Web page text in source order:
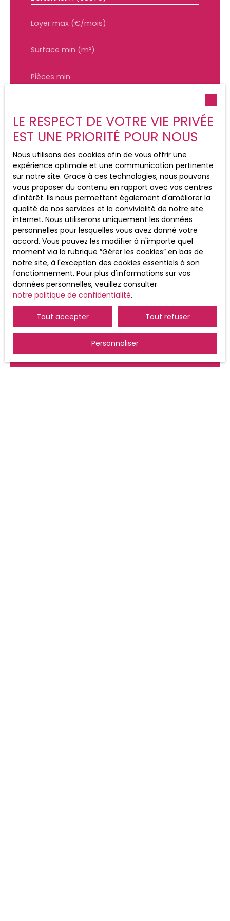
Loyer max (€/mois)
Surface min (m²)
Pièces min
au RGPD. Si vous ne souhaitez pas faire
l'objet de prospection commerciale par
voie téléphonique, vous pouvez vous
inscrire gratuitement sur la liste
d'opposition au démarchage
téléphonique, prévu par l'article L223-1
du code de la consommation, sur le
site Internet www.bloctel.gouv.fr ou par
courrier adressé à :
Société Worldline, Service Bloctel, CS
61311, 41013 BLOIS CEDEX.
Pour en savoir plus sur le traitement de
vos données personnelles, veuillez
consulter notrepolitique de
confidentialité.
Recevoir des annonces
LE RESPECT DE VOTRE VIE PRIVÉE
EST UNE PRIORITÉ POUR NOUS
Nous utilisons des cookies afin de vous offrir une
expérience optimale et une communication pertinente
sur notre site. Grace à ces technologies, nous pouvons
vous proposer du contenu en rapport avec vos centres
d'intérêt. Ils nous permettent également d'améliorer la
qualité de nos services et la convivialité de notre site
internet. Nous utiliserons uniquement les données
personnelles pour lesquelles vous avez donné votre
accord. Vous pouvez les modifier à n'importe quel
moment via la rubrique ″Gérer les cookies″ en bas de
notre site, à l'exception des cookies essentiels à son
fonctionnement. Pour plus d'informations sur vos
données personnelles, veuillez consulter
notre politique de confidentialité.
Tout accepter Tout refuser
Personnaliser